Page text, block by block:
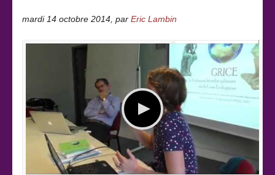
mardi 14 octobre 2014 par Eric Lambin
Sommaire
Éric Lambin
Bref retour
Bibliographie
Référence